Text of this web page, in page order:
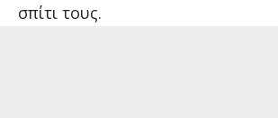
σπίτι τους.